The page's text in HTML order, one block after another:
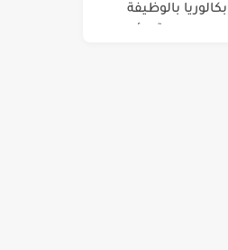
بكالوريا بالوظيفة